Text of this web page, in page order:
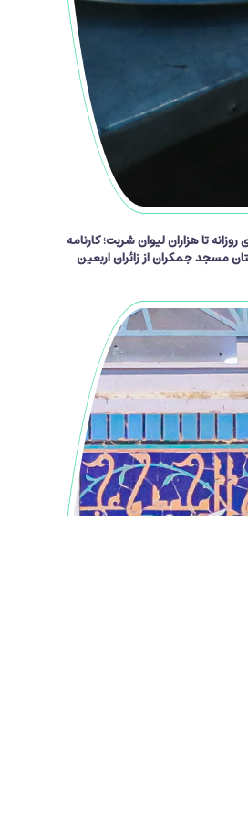
روزانه تا هزاران لیوان شربت؛ کارنامه
مسجد جمکران از زائران اربعین